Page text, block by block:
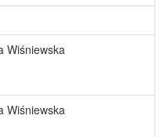
Wiśniewska
Wiśniewska